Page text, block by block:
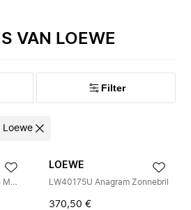
VAN LOEWE
Filter
Loewe
Chunky Anagram Optisch Montuur
LOEWE
LW40175U Anagram Zonnebril
370,50 €